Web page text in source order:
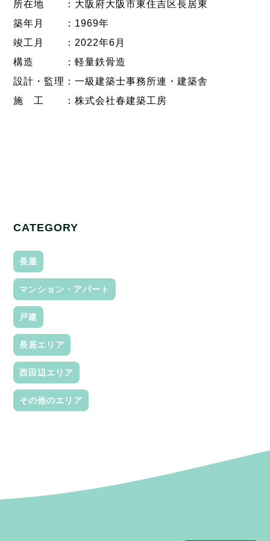
所在地　　：大阪府大阪市東住吉区長居東
築年月　　：1969年
竣工月　　：2022年6月
構造　　　：軽量鉄骨造
設計・監理：一級建築士事務所連・建築舎
施　工　　：株式会社春建築工房
CATEGORY
長屋
マンション・アパート
戸建
長居エリア
西田辺エリア
その他のエリア